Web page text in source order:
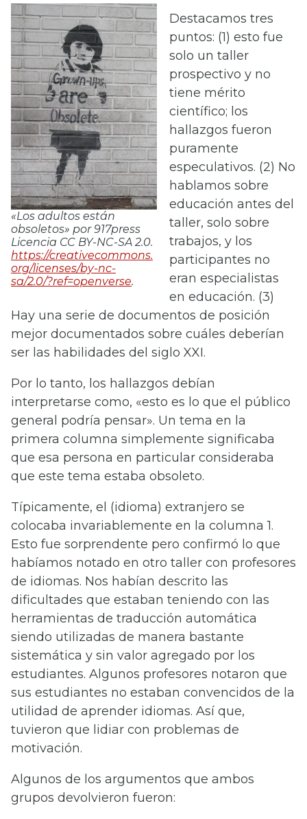
«Los adultos están
obsoletos» por 917press
Licencia CC BY-NC-SA 2.0.
https://creativecommons.
org/licenses/by-nc-
sa/2.0/?ref=openverse.
Destacamos tres
puntos: (1) esto fue
solo un taller
prospectivo y no
tiene mérito
científico; los
hallazgos fueron
puramente
especulativos. (2) No
hablamos sobre
educación antes del
taller, solo sobre
trabajos, y los
participantes no
eran especialistas
en educación. (3)
Hay una serie de documentos de posición
mejor documentados sobre cuáles deberían
ser las habilidades del siglo XXI.
Por lo tanto, los hallazgos debían
interpretarse como, «esto es lo que el público
general podría pensar». Un tema en la
primera columna simplemente significaba
que esa persona en particular consideraba
que este tema estaba obsoleto.
Típicamente, el (idioma) extranjero se
colocaba invariablemente en la columna 1.
Esto fue sorprendente pero confirmó lo que
habíamos notado en otro taller con profesores
de idiomas. Nos habían descrito las
dificultades que estaban teniendo con las
herramientas de traducción automática
siendo utilizadas de manera bastante
sistemática y sin valor agregado por los
estudiantes. Algunos profesores notaron que
sus estudiantes no estaban convencidos de la
utilidad de aprender idiomas. Así que,
tuvieron que lidiar con problemas de
motivación.
Algunos de los argumentos que ambos
grupos devolvieron fueron: